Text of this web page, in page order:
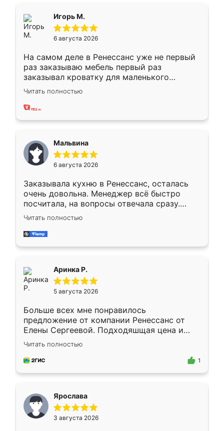
Игорь М.
6 августа 2026
На самом деле в Ренессанс уже не первый
раз заказываю мебель первый раз
заказывал кроватку для маленького
ребёнка при его рождении ,во второй раз
заказал шкаф-купе. По качеству очень
хорошее сборка достаточно быстрая,
меньше, здесь же он более разнообразный.
Мне нравится ,если что-то потребуется из
мебели буду заказывать только здесь.
Читать полностью
Мальвина
6 августа 2026
Заказывала кухню в Ренессанс, осталась
очень довольна. Менеджер всё быстро
посчитала, на вопросы отвечала сразу.
Замерщик приехал в субботу, подошёл к
делу со всей ответственностью. Собрали
за день, ребята работали аккуратно, даже
Читать полностью
Аринка Р.
5 августа 2026
Больше всех мне понравилось
предложение от компании Ренессанс от
Елены Сергеевой. Подходяшщая цена и
короткие сроки изготовления. Приехавший
для замера сотрудник Владислав
предложил по моему эскизу самый
Читать полностью
1
Ярослава
3 августа 2026